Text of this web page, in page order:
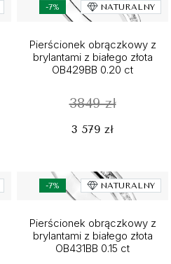
-7% NATURALNY
Pierścionek obrączkowy z
brylantami z białego złota
OB429BB 0.20 ct
3849 zł
3 579 zł
-7% NATURALNY
Pierścionek obrączkowy z
brylantami z białego złota
OB431BB 0.15 ct